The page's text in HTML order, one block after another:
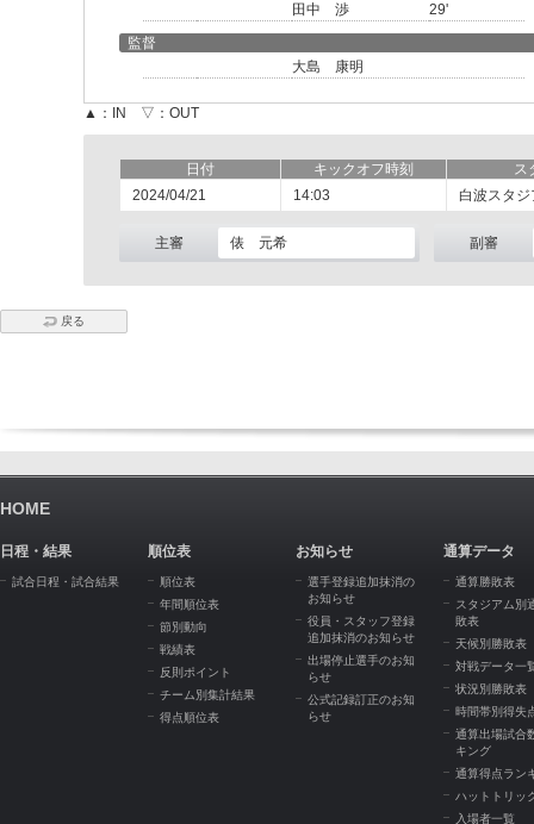
田中 渉
29'
監督
大島 康明
▲：IN ▽：OUT
日付 キックオフ時刻
ス
2024/04/21
14:03 白波スタジ
主審 俵 元希 副審
戻る
HOME
日程・結果
試合日程・試合結果
順位表
順位表
年間順位表
節別動向
戦績表
反則ポイント
チーム別集計結果
得点順位表
お知らせ
選手登録追加抹消の
お知らせ
役員・スタッフ登録
追加抹消のお知らせ
出場停止選手のお知
らせ
公式記録訂正のお知
らせ
通算データ
通算勝敗表
スタジアム別
敗表
天候別勝敗表
対戦データ一
状況別勝敗表
時間帯別得失
通算出場試合
キング
通算得点ラン
ハットトリッ
入場者一覧